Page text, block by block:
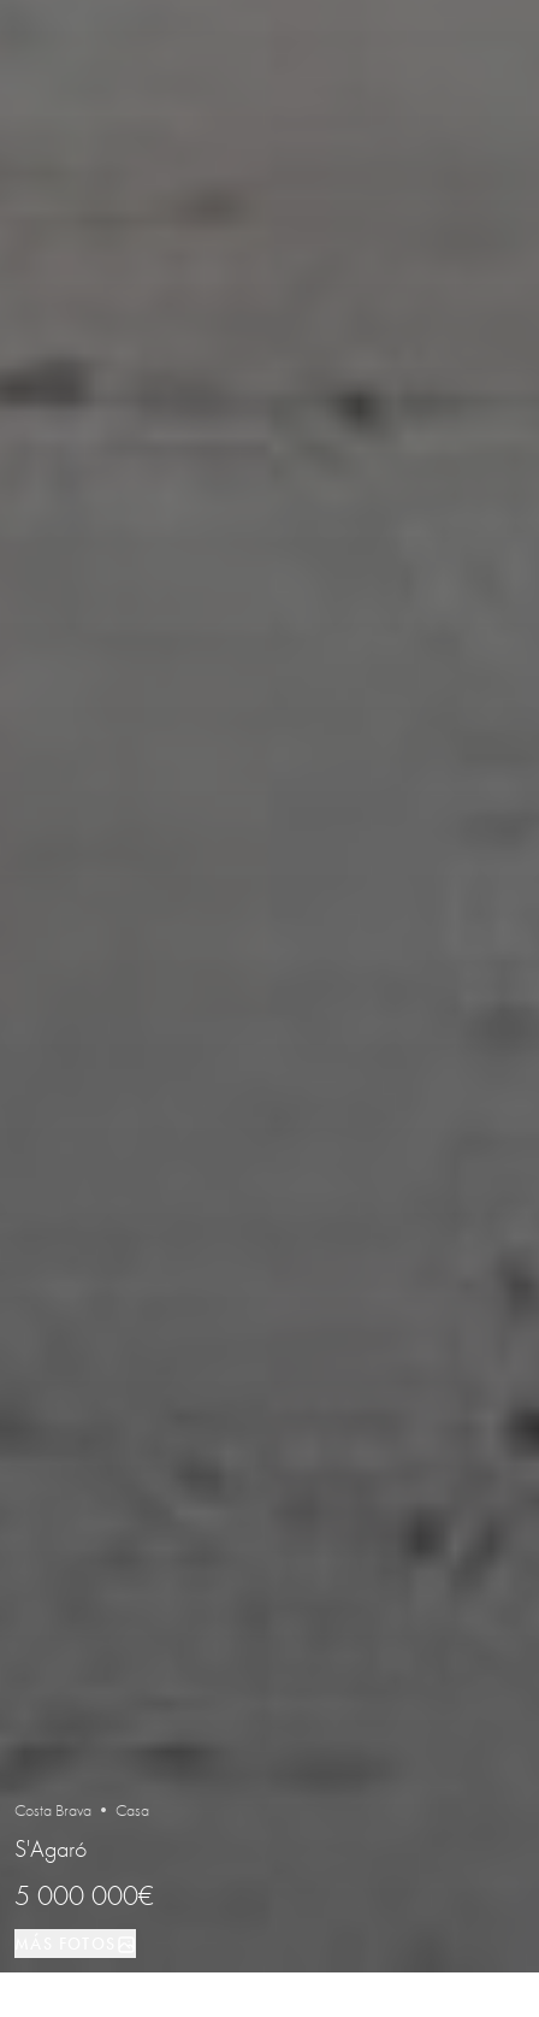
Costa Brava • Casa
S'Agaró
5 000 000€